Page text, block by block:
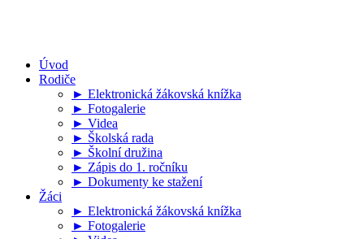
Úvod
Rodiče
► Elektronická žákovská knížka
► Fotogalerie
► Videa
► Školská rada
► Školní družina
► Zápis do 1. ročníku
► Dokumenty ke stažení
Žáci
► Elektronická žákovská knížka
► Fotogalerie